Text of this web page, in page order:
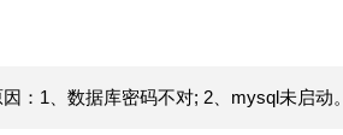
：1、数据库密码不对; 2、mysql未启动。